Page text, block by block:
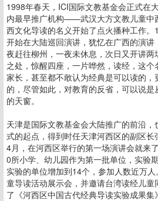
1998年春天，ICI国际文教基金会正式在
内最早推广机构——武汉大方文教儿童中
西文化导读的名义开始了点火播种工作
开始在大陆巡回演讲，犹忆在广西的演
夜赶往柳州，一夜未休息，次日又开讲
之处，惊醒四座，一片哗然，读经，这
家长，甚至都不敢认为经典是可以读的
的，尽管如此，对教育的反省，可以说
的天窗。
天津是国际文教基金会大陆推广的前沿
式的起点，得到时任天津河西区的副区
4月，在河西区举行的第一场演讲会就来
0所小学、幼儿园作为第一批单位，实验
实验的单位增加到14个，参加人数近万
童导读活动展示会，并邀请台湾读经儿
了《河西区中国古代经典导读实验成果集